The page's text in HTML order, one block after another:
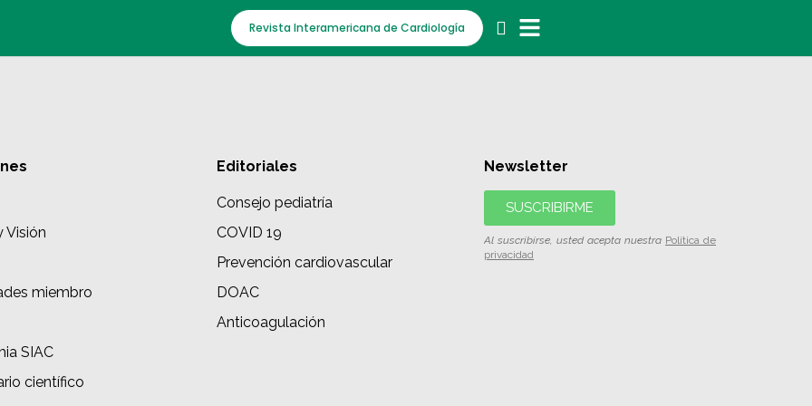
Revista Interamericana de Cardiología
Visión
miembro
SIAC
científico
Editoriales
Consejo pediatría
COVID 19
Prevención cardiovascular
DOAC
Anticoagulación
Newsletter
SUSCRIBIRME
Al suscribirse, usted acepta nuestra Política de
privacidad